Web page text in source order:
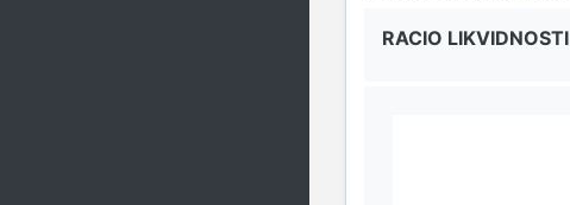
RACIO LIKVIDNOSTI